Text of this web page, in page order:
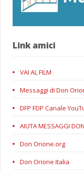
Link amici
VAI AL FILM
Messaggi di Don
DFP FDP Canale
AIUTA MESSAGGI
Don Orione.org
Don Orione Italia